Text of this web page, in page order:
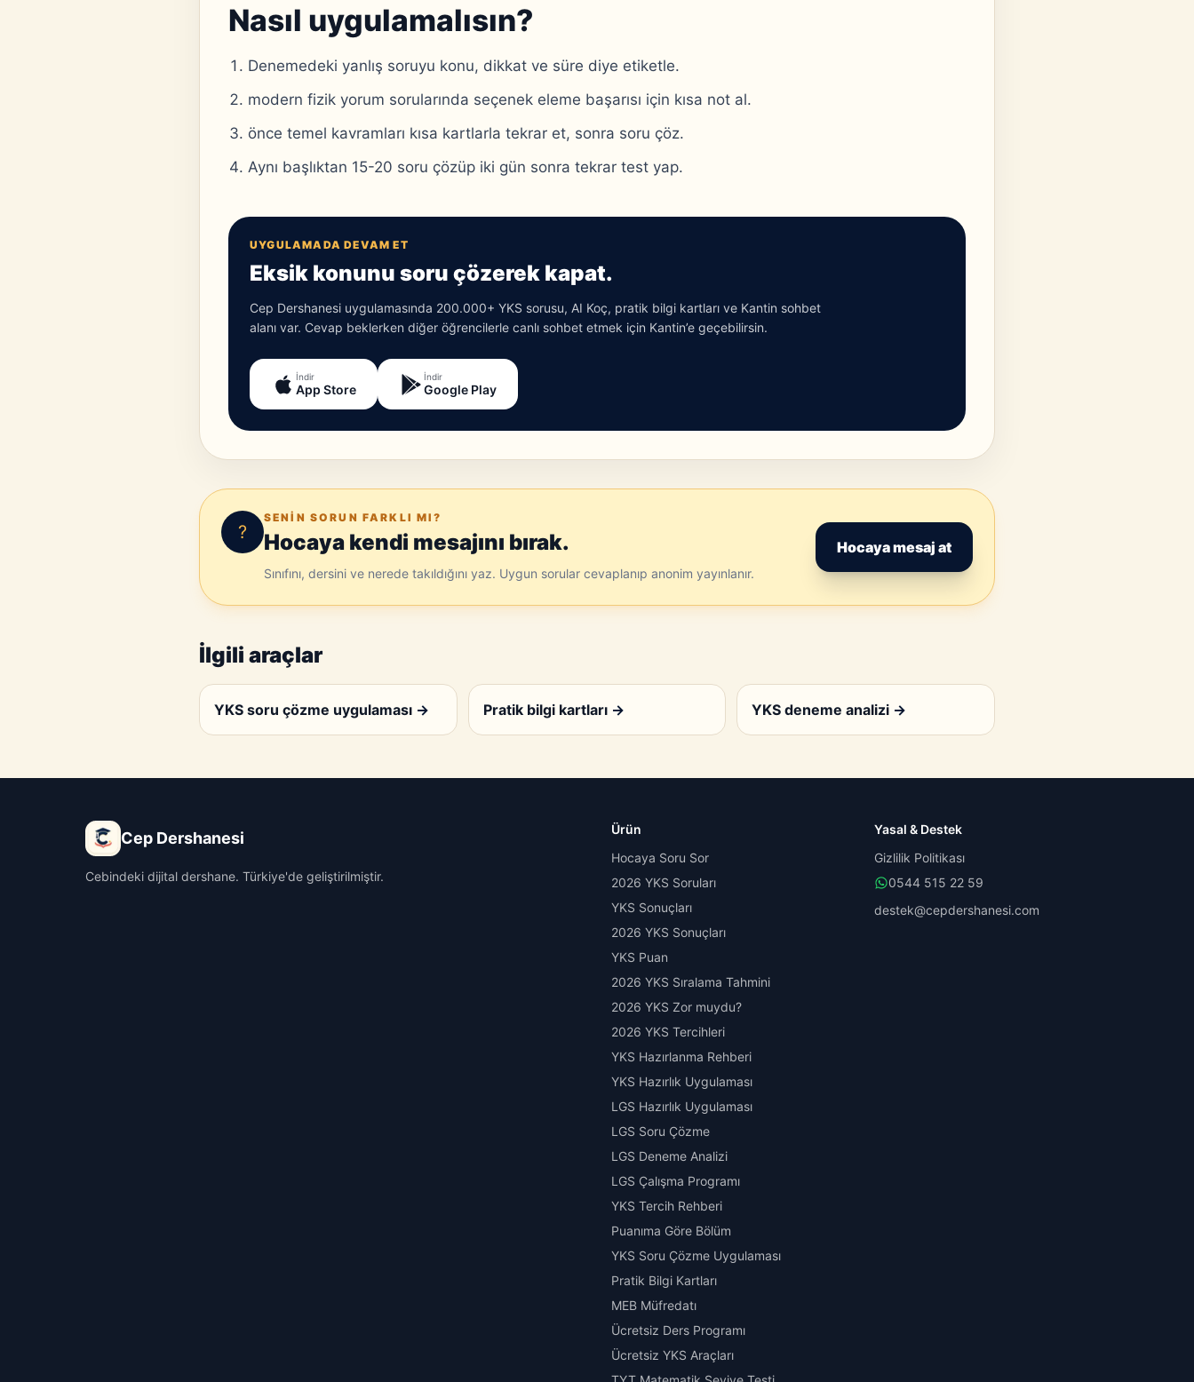
Nasıl uygulamalısın?
Denemedeki yanlış soruyu konu, dikkat ve süre diye etiketle.
modern fizik yorum sorularında seçenek eleme başarısı için kısa not al.
önce temel kavramları kısa kartlarla tekrar et, sonra soru çöz.
Aynı başlıktan 15-20 soru çözüp iki gün sonra tekrar test yap.
UYGULAMADA DEVAM ET
Eksik konunu soru çözerek kapat.
Cep Dershanesi uygulamasında 200.000+ YKS sorusu, AI Koç, pratik bilgi kartları ve Kantin sohbet
alanı var. Cevap beklerken diğer öğrencilerle canlı sohbet etmek için Kantin’e geçebilirsin.
İndir
App Store
İndir
Google Play
?
SENIN SORUN FARKLI MI?
Hocaya kendi mesajını bırak.
Sınıfını, dersini ve nerede takıldığını yaz. Uygun sorular cevaplanıp anonim yayınlanır.
Hocaya mesaj at
İlgili araçlar
YKS soru çözme uygulaması → Pratik bilgi kartları → YKS deneme analizi →
Cep Dershanesi
Cebindeki dijital dershane. Türkiye'de geliştirilmiştir.
Ürün
Hocaya Soru Sor
2026 YKS Soruları
YKS Sonuçları
2026 YKS Sonuçları
YKS Puan
2026 YKS Sıralama Tahmini
2026 YKS Zor muydu?
2026 YKS Tercihleri
YKS Hazırlanma Rehberi
YKS Hazırlık Uygulaması
LGS Hazırlık Uygulaması
LGS Soru Çözme
LGS Deneme Analizi
LGS Çalışma Programı
YKS Tercih Rehberi
Puanıma Göre Bölüm
YKS Soru Çözme Uygulaması
Pratik Bilgi Kartları
MEB Müfredatı
Ücretsiz Ders Programı
Ücretsiz YKS Araçları
Yasal & Destek
Gizlilik Politikası
0544 515 22 59
destek@cepdershanesi.com